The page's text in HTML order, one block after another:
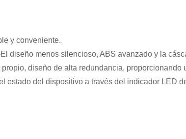
y conveniente.
El diseño menos silencioso, ABS avanzado y la
diseño de alta redundancia,
estado del dispositivo a través del indicador LED